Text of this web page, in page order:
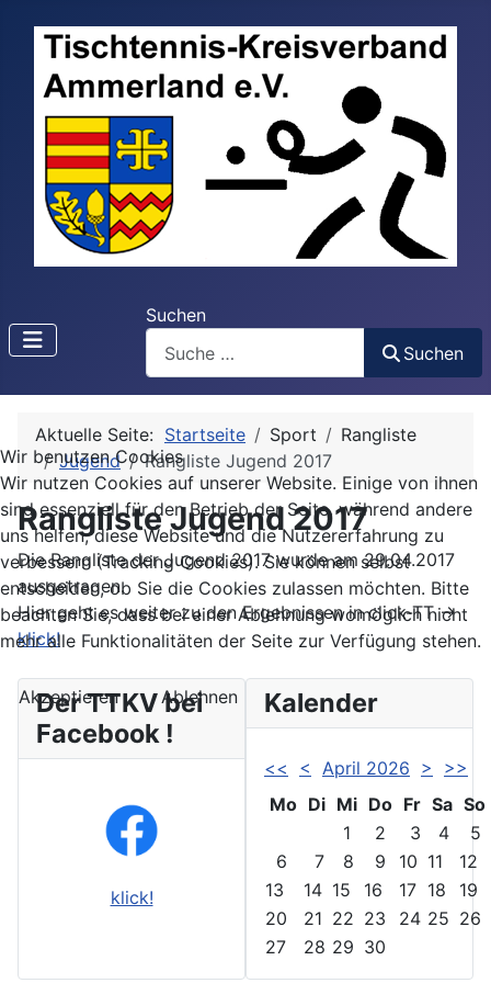
Suchen
Suchen
Aktuelle Seite: Startseite Sport
Rangliste
Jugend
Rangliste Jugend 2017
Rangliste Jugend 2017
Die Rangliste der Jugend 2017 wurde am 29.04.2017
ausgetragen.
Hier geht es weiter zu den Ergebnissen in click-TT ->
klick!
Der TTKV bei
Facebook !
klick!
Kalender
<< < April 2026 >
>>
Mo Di Mi Do Fr Sa So
1
2 3 4
5
6
7 8 9 10 11
12
13
14 15 16 17 18
19
20
21 22 23 24 25 26
27
28 29 30
Wir benutzen Cookies
Wir nutzen Cookies auf unserer Website. Einige von ihnen
sind essenziell für den Betrieb der Seite, während andere
uns helfen, diese Website und die Nutzererfahrung zu
verbessern (Tracking Cookies). Sie können selbst
entscheiden, ob Sie die Cookies zulassen möchten. Bitte
beachten Sie, dass bei einer Ablehnung womöglich nicht
mehr alle Funktionalitäten der Seite zur Verfügung stehen.
Akzeptieren Ablehnen